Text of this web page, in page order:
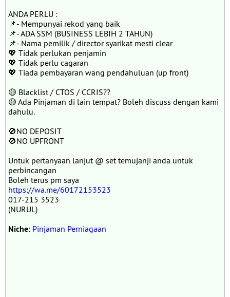
ANDA PERLU :
📌- Mempunyai rekod yang baik
📌- ADA SSM (BUSINESS LEBIH 2 TAHUN)
📌- Nama pemilik / director syarikat mesti clear
💖 Tidak perlukan penjamin
💖 Tidak perlu cagaran
💖 Tiada pembayaran wang pendahuluan (up front)
🟡 Blacklist / CTOS / CCRIS??
🟡 Ada Pinjaman di lain tempat? Boleh discuss dengan kami
dahulu.
🚫NO DEPOSIT
🚫NO UPFRONT
Untuk pertanyaan lanjut @ set temujanji anda untuk
perbincangan
Boleh terus pm saya
https://wa.me/60172153523
017-215 3523
(NURUL)
Niche: Pinjaman Perniagaan